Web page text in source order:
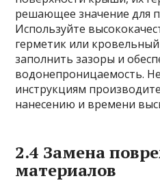
решающее значение для
Используйте
герметик или
заполнить зазоры и
водонепроницаемость.
инструкциям
нанесению и времени
2.4 Замена
материалов